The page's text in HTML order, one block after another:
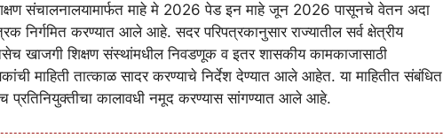
संचालनालयामार्फत माहे मे 2026 पेड इन माहे जून 2026 पासूनचे वेतन अदा
निर्गमित करण्यात आले आहे. सदर परिपत्रकानुसार राज्यातील सर्व क्षेत्रीय
खाजगी शिक्षण संस्थांमधील निवडणूक व इतर शासकीय कामकाजासाठी
माहिती तात्काळ सादर करण्याचे निर्देश देण्यात आले आहेत. या माहितीत संबंधित
प्रतिनियुक्तीचा कालावधी नमूद करण्यास सांगण्यात आले आहे.